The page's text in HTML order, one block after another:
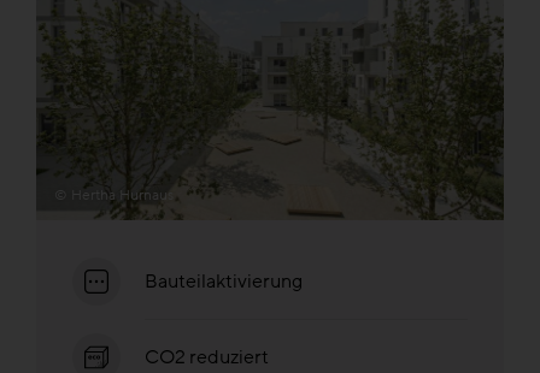
© Hertha Hurnaus
Bauteilaktivierung
CO2 reduziert